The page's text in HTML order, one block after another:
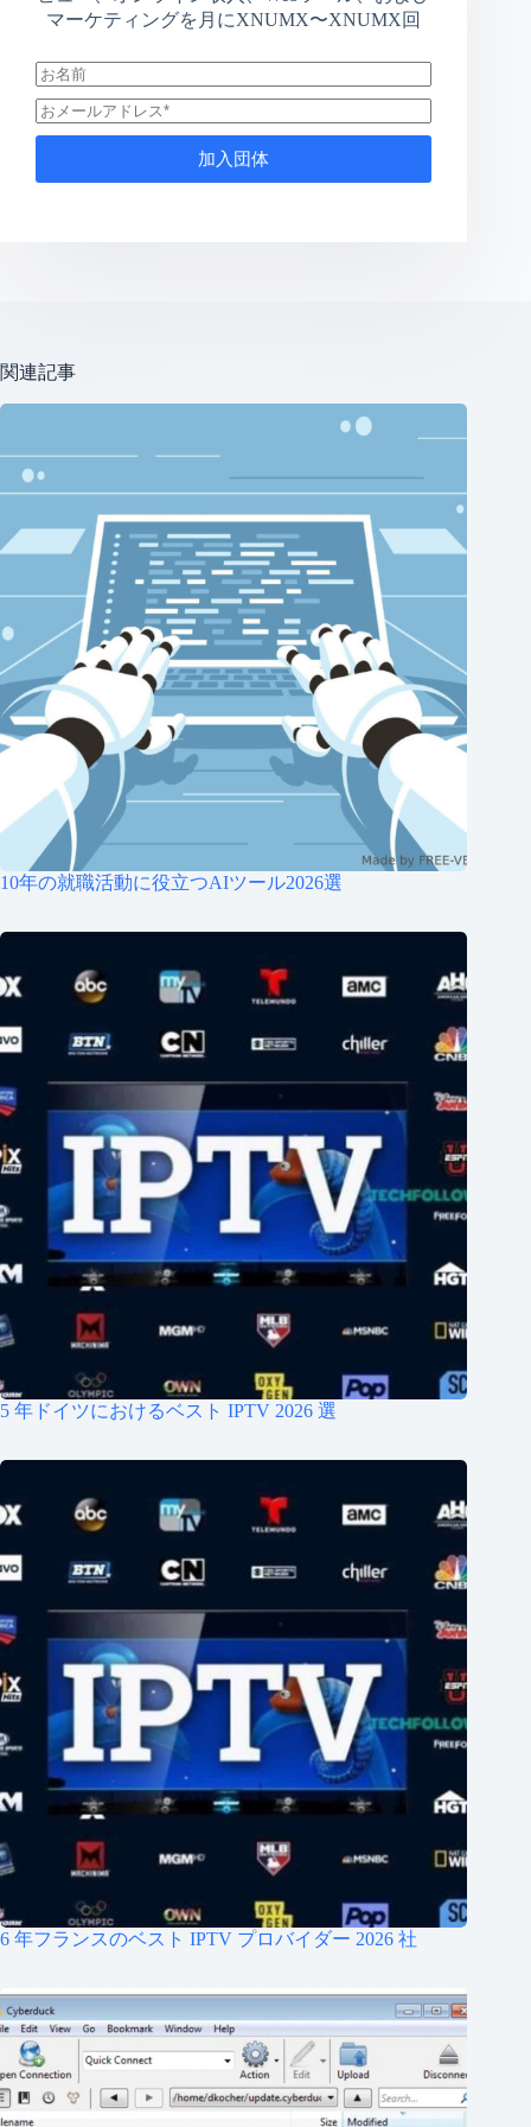
マーケティングを月にXNUMX〜XNUMX回
加入団体
関連記事
10年の就職活動に役立つAIツール2026選
5 年ドイツにおけるベスト IPTV 2026 選
6 年フランスのベスト IPTV プロバイダー 2026 社